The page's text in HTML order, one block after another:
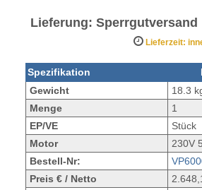
Lieferung: Sperrgutversand
Lieferzeit:
Spezifikation
Gewicht
18.3
Menge
1
EP/VE
Stück
Motor
230V
Bestell-Nr:
Preis € / Netto